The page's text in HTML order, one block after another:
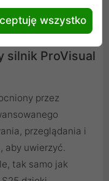
silnik ProVisual
przez
przeglądania i
aby uwierzyć.
tak samo jak
wszystko